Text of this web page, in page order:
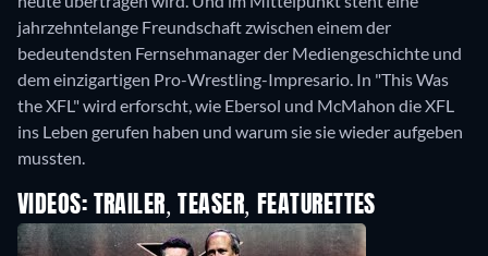
jahrzehntelange Freundschaft zwischen einem der
bedeutendsten Fernsehmanager der Mediengeschichte und
dem einzigartigen Pro-Wrestling-Impresario. In "This Was
the XFL" wird erforscht, wie Ebersol und McMahon die XFL
ins Leben gerufen haben und warum sie sie wieder aufgeben
mussten.
VIDEOS: TRAILER, TEASER, FEATURETTES